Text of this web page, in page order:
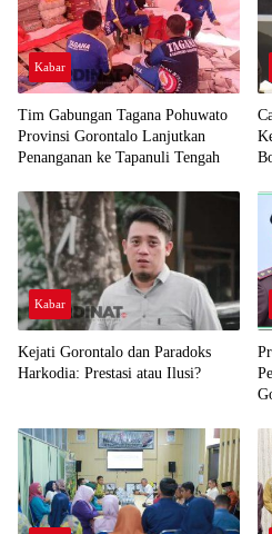
Kabar
Tim Gabungan Tagana Pohuwato
Provinsi Gorontalo Lanjutkan
Penanganan ke Tapanuli Tengah
Kabar
Kejati Gorontalo dan Paradoks
Harkodia: Prestasi atau Ilusi?